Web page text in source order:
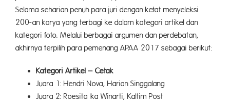
Selama seharian penuh para juri dengan ketat menyeleksi
200-an karya yang terbagi ke dalam kategori artikel dan
kategori foto. Melalui berbagai argumen dan perdebatan,
akhirnya terpilih para pemenang APAA 2017 sebagai berikut:
Kategori Artikel – Cetak
Juara 1: Hendri Nova, Harian Singgalang
Juara 2: Roesita Ika Winarti, Kaltim Post